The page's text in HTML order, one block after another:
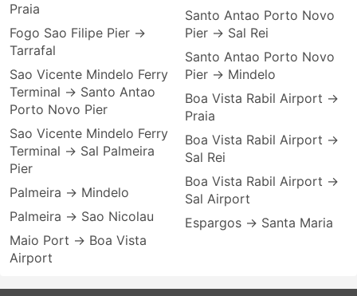
Praia
Fogo Sao Filipe Pier →
Tarrafal
Sao Vicente Mindelo Ferry
Terminal → Santo Antao
Porto Novo Pier
Sao Vicente Mindelo Ferry
Terminal → Sal Palmeira
Pier
Palmeira → Mindelo
Palmeira → Sao Nicolau
Maio Port → Boa Vista
Airport
Santo Antao Porto Novo
Pier → Sal Rei
Santo Antao Porto Novo
Pier → Mindelo
Boa Vista Rabil Airport →
Praia
Boa Vista Rabil Airport →
Sal Rei
Boa Vista Rabil Airport →
Sal Airport
Espargos → Santa Maria